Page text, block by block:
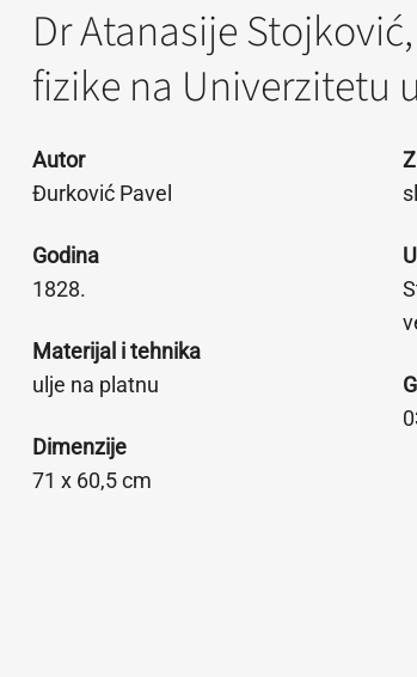
Dr Atanasije
fizike na Univerzitetu
Autor
Đurković Pavel
Godina
1828.
Materijal i tehnika
ulje na platnu
Dimenzije
71 x 60,5 cm